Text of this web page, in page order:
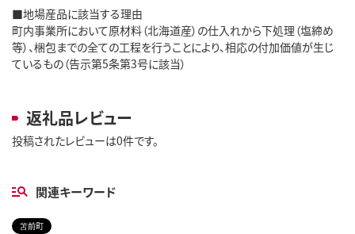
■地場産品に該当する理由
町内事業所において原材料（北海道産）の仕入れから下処理（塩締め
等）、梱包までの全ての工程を行うことにより、相応の付加価値が生じ
ているもの（告示第5条第3号に該当）
返礼品レビュー
投稿されたレビューは0件です。
関連キーワード
苫前町